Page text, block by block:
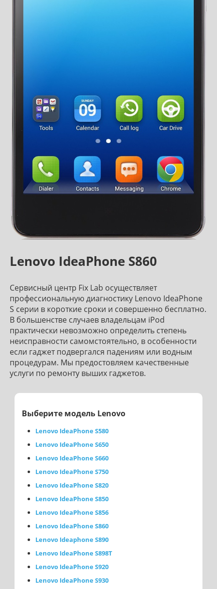
Lenovo IdeaPhone S860
Сервисный центр Fix Lab осуществляет
профессиональную диагностику Lenovo IdeaPhone
S серии в короткие сроки и совершенно бесплатно.
В большенстве случаев владельцам iPod
практически невозможно определить степень
неисправности самомстоятельно, в особенности
если гаджет подвергался падениям или водным
процедурам. Мы предостовляем качественные
услуги по ремонту выших гаджетов.
Выберите модель Lenovo
Lenovo IdeaPhone S580
Lenovo IdeaPhone S650
Lenovo IdeaPhone S660
Lenovo IdeaPhone S750
Lenovo IdeaPhone S820
Lenovo IdeaPhone S850
Lenovo IdeaPhone S856
Lenovo IdeaPhone S860
Lenovo Ideaphone S890
Lenovo IdeaPhone S898T
Lenovo IdeaPhone S920
Lenovo IdeaPhone S930